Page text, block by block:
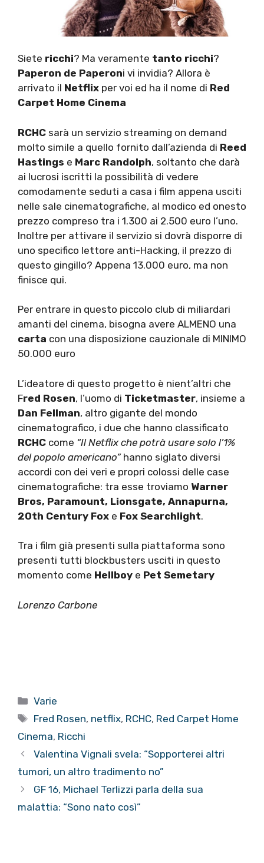
Siete ricchi? Ma veramente tanto ricchi?
Paperon de Paperoni vi invidia? Allora è
arrivato il Netflix per voi ed ha il nome di Red
Carpet Home Cinema
RCHC sarà un servizio streaming on demand
molto simile a quello fornito dall’azienda di Reed
Hastings e Marc Randolph, soltanto che darà
ai lucrosi iscritti la possibilità di vedere
comodamente seduti a casa i film appena usciti
nelle sale cinematografiche, al modico ed onesto
prezzo compreso tra i 1.300 ai 2.500 euro l’uno.
Inoltre per attivare il servizio si dovrà disporre di
uno specifico lettore anti-Hacking, il prezzo di
questo gingillo? Appena 13.000 euro, ma non
finisce qui.
Per entrare in questo piccolo club di miliardari
amanti del cinema, bisogna avere ALMENO una
carta con una disposizione cauzionale di MINIMO
50.000 euro
L’ideatore di questo progetto è nient’altri che
Fred Rosen, l’uomo di Ticketmaster, insieme a
Dan Fellman, altro gigante del mondo
cinematografico, i due che hanno classificato
RCHC come “Il Netflix che potrà usare solo l’1%
del popolo americano”hanno siglato diversi
accordi con dei veri e propri colossi delle case
cinematografiche: tra esse troviamo Warner
Bros, Paramount, Lionsgate, Annapurna,
20th Century Fox e Fox Searchlight.
Tra i film già presenti sulla piattaforma sono
presenti tutti blockbusters usciti in questo
momento come Hellboy e Pet Semetary
Lorenzo Carbone
Categorie
Varie
Tag
Fred Rosen, netflix, RCHC, Red Carpet Home
Cinema, Ricchi
Valentina Vignali svela: “Sopporterei altri
tumori, un altro tradimento no”
GF 16, Michael Terlizzi parla della sua
malattia: “Sono nato così”